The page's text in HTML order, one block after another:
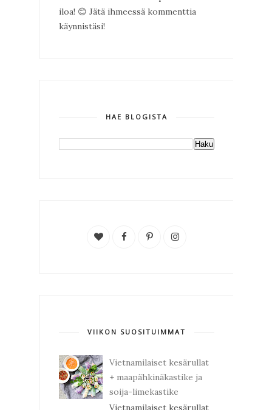
iloa! 😊 Jätä ihmeessä kommenttia
käynnistäsi!
HAE BLOGISTA
VIIKON SUOSITUIMMAT
Vietnamilaiset kesärullat
+ maapähkinäkastike ja
soija-limekastike